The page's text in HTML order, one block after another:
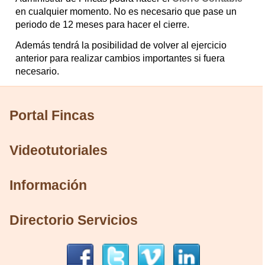
en cualquier momento. No es necesario que pase un
periodo de 12 meses para hacer el cierre.
Además tendrá la posibilidad de volver al ejercicio
anterior para realizar cambios importantes si fuera
necesario.
Portal Fincas
Videotutoriales
Información
Directorio Servicios